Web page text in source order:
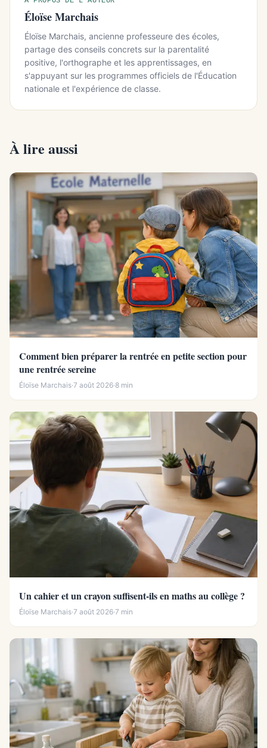
Éloïse Marchais
Éloïse Marchais, ancienne professeure des écoles,
partage des conseils concrets sur la parentalité
positive, l'orthographe et les apprentissages, en
s'appuyant sur les programmes officiels de l'Éducation
nationale et l'expérience de classe.
À lire aussi
Comment bien préparer la rentrée en petite section pour
une rentrée sereine
Éloïse Marchais·7 août 2026·8 min
Un cahier et un crayon suffisent-ils en maths au collège ?
Éloïse Marchais·7 août 2026·7 min